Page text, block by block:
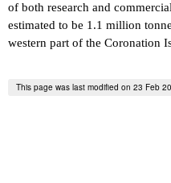
of both research and
estimated to be 1.1 million
western part of the Coronation
This page was last modified on 23 Feb